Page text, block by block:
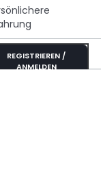
REGISTRIEREN /
ANMELDEN